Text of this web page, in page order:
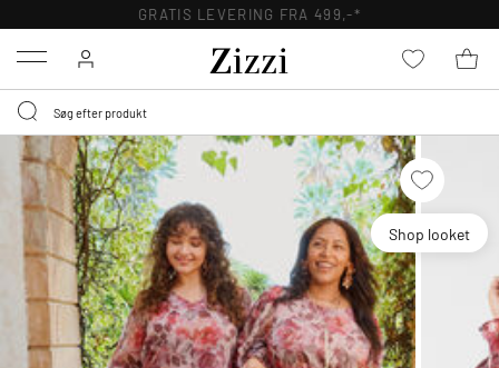
GRATIS LEVERING FRA 499,-*
Menu
Shop looket